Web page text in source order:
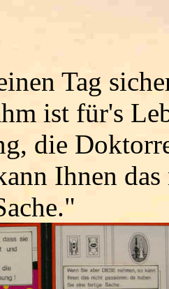
Tag
ist für's
die
Ihnen